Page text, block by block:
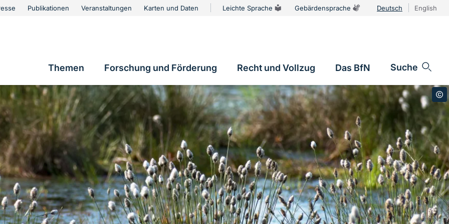
Publikationen Veranstaltungen Karten und Daten Leichte Sprache Gebärdensprache Deutsch English
Hauptnavigation
Themen Forschung und Förderung Recht und Vollzug Das BfN Suche